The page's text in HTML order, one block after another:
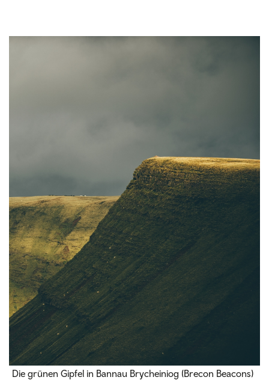
Die grünen Gipfel in Bannau Brycheiniog (Brecon Beacons)